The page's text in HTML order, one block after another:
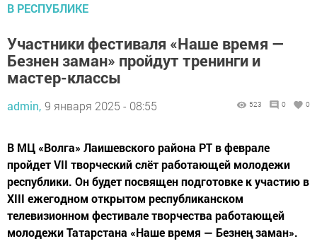
В РЕСПУБЛИКЕ
Участники фестиваля «Наше время —
Безнен заман» пройдут тренинги и
мастер-классы
admin, 9 января 2025 - 08:55 523 0 0
В МЦ «Волга» Лаишевского района РТ в феврале
пройдет VII творческий слёт работающей молодежи
республики. Он будет посвящен подготовке к участию в
XIII ежегодном открытом республиканском
телевизионном фестивале творчества работающей
молодежи Татарстана «Наше время — Безнең заман».